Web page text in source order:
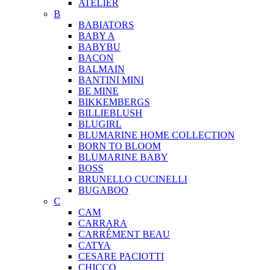
ATELIER
B
BABIATORS
BABY A
BABYBU
BACON
BALMAIN
BANTINI MINI
BE MINE
BIKKEMBERGS
BILLIEBLUSH
BLUGIRL
BLUMARINE HOME COLLECTION
BORN TO BLOOM
BLUMARINE BABY
BOSS
BRUNELLO CUCINELLI
BUGABOO
C
CAM
CARRARA
CARRÉMENT BEAU
CATYA
CESARE PACIOTTI
CHICCO